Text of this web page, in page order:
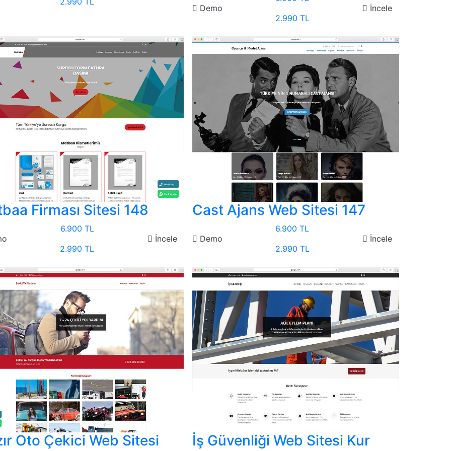
Demo
2.990 TL
İncele
Firması Sitesi 148
6.900 TL
2.990 TL
İncele
Cast Ajans Web Sitesi 147
Demo
6.900 TL
2.990 TL
İncele
Oto Çekici Web Sitesi
İş Güvenliği Web Sitesi Kur